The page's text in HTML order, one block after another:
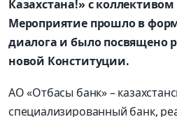
Казахстана!» с
Мероприятие прошло в
диалога и было посвящено
новой Конституции.
АО «Отбасы банк»–
специализированный банк,